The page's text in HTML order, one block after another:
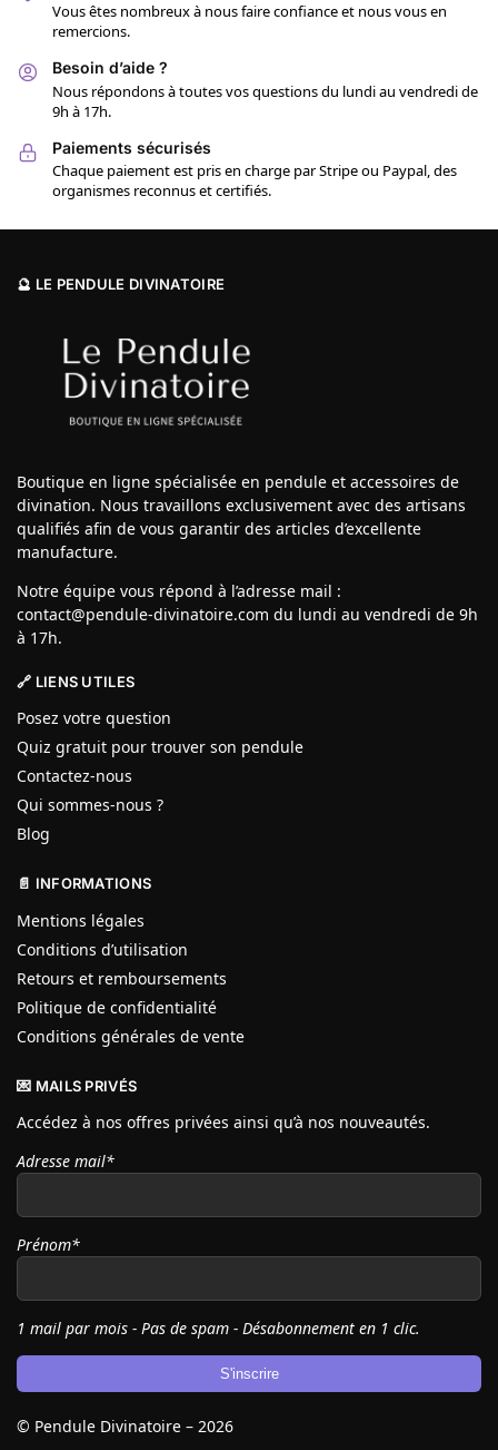
Vous êtes nombreux à nous faire confiance et nous vous en
remercions.
Besoin d’aide ?
Nous répondons à toutes vos questions du lundi au vendredi de
9h à 17h.
Paiements sécurisés
Chaque paiement est pris en charge par Stripe ou Paypal, des
organismes reconnus et certifiés.
🔮 LE PENDULE DIVINATOIRE
Boutique en ligne spécialisée en pendule et accessoires de
divination. Nous travaillons exclusivement avec des artisans
qualifiés afin de vous garantir des articles d’excellente
manufacture.
Notre équipe vous répond à l’adresse mail :
contact@pendule-divinatoire.com du lundi au vendredi de 9h
à 17h.
🔗 LIENS UTILES
Posez votre question
Quiz gratuit pour trouver son pendule
Contactez-nous
Qui sommes-nous ?
Blog
📄 INFORMATIONS
Mentions légales
Conditions d’utilisation
Retours et remboursements
Politique de confidentialité
Conditions générales de vente
💌 MAILS PRIVÉS
Accédez à nos offres privées ainsi qu’à nos nouveautés.
Adresse mail*
Prénom*
1 mail par mois - Pas de spam - Désabonnement en 1 clic.
© Pendule Divinatoire – 2026